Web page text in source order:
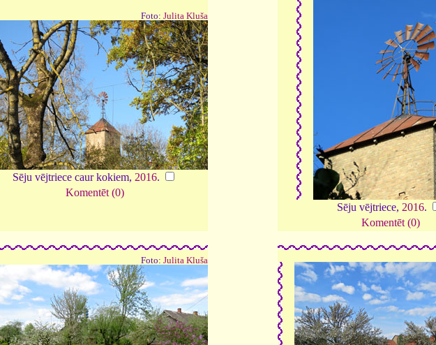
Foto: Julita Kluša
Sēju vējtriece caur kokiem, 2016.
Komentēt (0)
Sēju vējtriece, 2016.
Komentēt (0)
Foto: Julita Kluša